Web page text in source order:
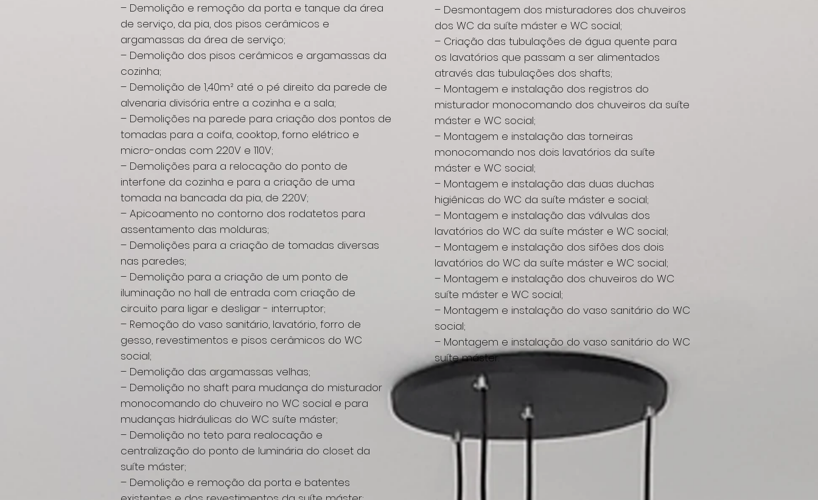
– Demolição e remoção da porta e tanque da área
de serviço, da pia, dos pisos cerâmicos e
argamassas da área de serviço;
– Demolição dos pisos cerâmicos e argamassas da
cozinha;
– Demolição de 1,40m² até o pé direito da parede de
alvenaria divisória entre a cozinha e a sala;
– Demolições na parede para criação dos pontos de
tomadas para a coifa, cooktop, forno elétrico e
micro-ondas com 220V e 110V;
– Demolições para a relocação do ponto de
interfone da cozinha e para a criação de uma
tomada na bancada da pia, de 220V;
– Apicoamento no contorno dos rodatetos para
assentamento das molduras;
– Demolições para a criação de tomadas diversas
nas paredes;
– Demolição para a criação de um ponto de
iluminação no hall de entrada com criação de
circuito para ligar e desligar - interruptor;
– Remoção do vaso sanitário, lavatório, forro de
gesso, revestimentos e pisos cerâmicos do WC
social;
– Demolição das argamassas velhas;
– Demolição no shaft para mudança do misturador
monocomando do chuveiro no WC social e para
mudanças hidráulicas do WC suíte máster;
– Demolição no teto para realocação e
centralização do ponto de luminária do closet da
suíte máster;
– Demolição e remoção da porta e batentes
– Desmontagem dos misturadores dos chuveiros
dos WC da suíte máster e WC social;
– Criação das tubulações de água quente para
os lavatórios que passam a ser alimentados
através das tubulações dos shafts;
– Montagem e instalação dos registros do
misturador monocomando dos chuveiros da suíte
máster e WC social;
– Montagem e instalação das torneiras
monocomando nos dois lavatórios da suíte
máster e WC social;
– Montagem e instalação das duas duchas
higiênicas do WC da suíte máster e social;
– Montagem e instalação das válvulas dos
lavatórios do WC da suíte máster e WC social;
– Montagem e instalação dos sifões dos dois
lavatórios do WC da suíte máster e WC social;
– Montagem e instalação dos chuveiros do WC
suíte máster e WC social;
– Montagem e instalação do vaso sanitário do WC
social;
– Montagem e instalação do vaso sanitário do WC
suíte máster.